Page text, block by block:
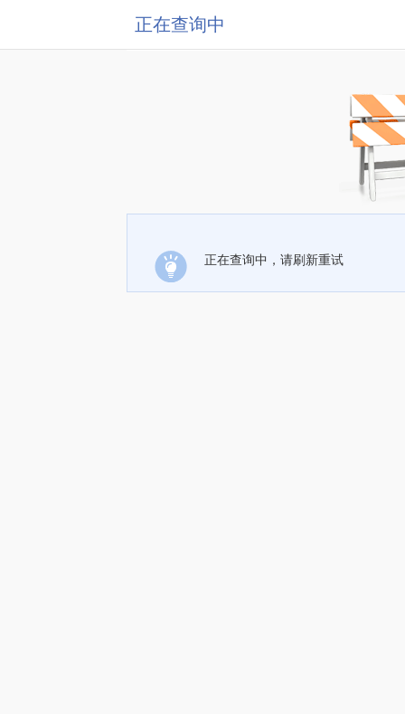
正在查询中
正在查询中，请刷新重试